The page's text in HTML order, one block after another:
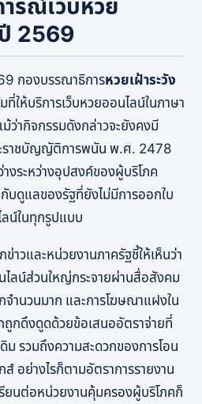
รณ์เว็บหวย
2569
กองบรรณาธิการหวยเฝ้าระวัง
ห้บริการเว็บหวยออนไลน์ในภาษา
ว่ากิจกรรมดังกล่าวจะยังคงมี
ราชบัญญัติการพนัน พ.ศ. 2478
งระหว่างอุปสงค์ของผู้บริโภค
บดูแลของรัฐที่ยังไม่มีการออกใบ
น์ในทุกรูปแบบ
าวและหน่วยงานภาครัฐชี้ให้เห็นว่า
ไลน์ส่วนใหญ่กระจายผ่านสื่อสังคม
ำนวนมาก และการโฆษณาแฝงใน
ถูกดึงดูดด้วยข้อเสนออัตราจ่ายที่
รวมถึงความสะดวกของการโอน
ส์ อย่างไรก็ตามอัตราการรายงาน
ยนต่อหน่วยงานคุ้มครองผู้บริโภคก็